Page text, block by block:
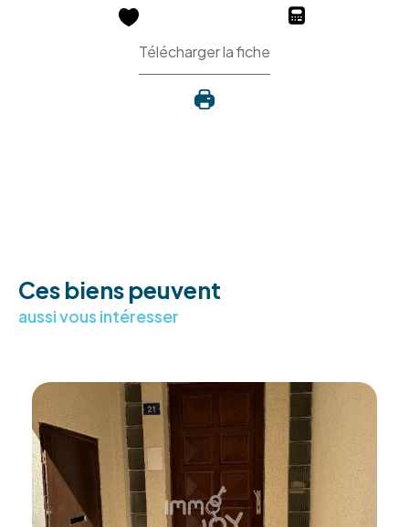
Télécharger la fiche
Ces biens peuvent
aussi vous intéresser